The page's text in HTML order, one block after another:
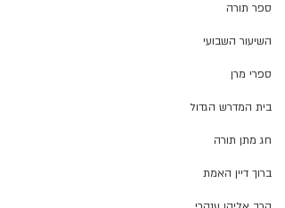
ספר תורה
השיעור השבועי
ספרי מרן
בית המדרש הגדול
חג מתן תורה
ברוך דיין האמת